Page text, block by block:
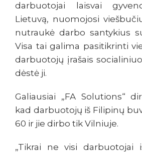
darbuotojai laisvai
Lietuvą, nuomojosi
nutraukė darbo santykius
Visa tai galima pasitikrinti
darbuotojų įrašais
dėstė ji.
Galiausiai „FA Solutions“
kad darbuotojų iš Filipinų
60 ir jie dirbo tik Vilniuje.
„Tikrai ne visi darbuotojai